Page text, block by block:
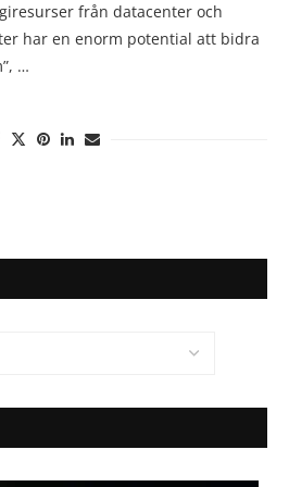
från datacenter och
har en enorm potential att bidra
…